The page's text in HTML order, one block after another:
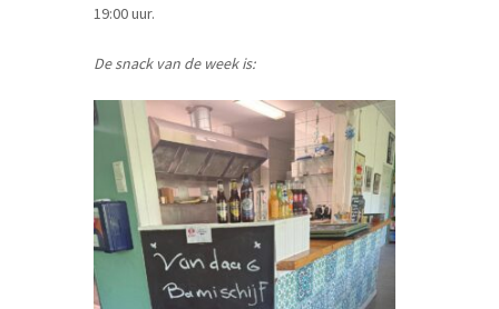
19:00 uur.
De snack van de week is: